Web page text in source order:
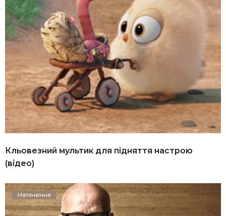
Кльовезний мультик для підняття настрою
(відео)
Натхнення